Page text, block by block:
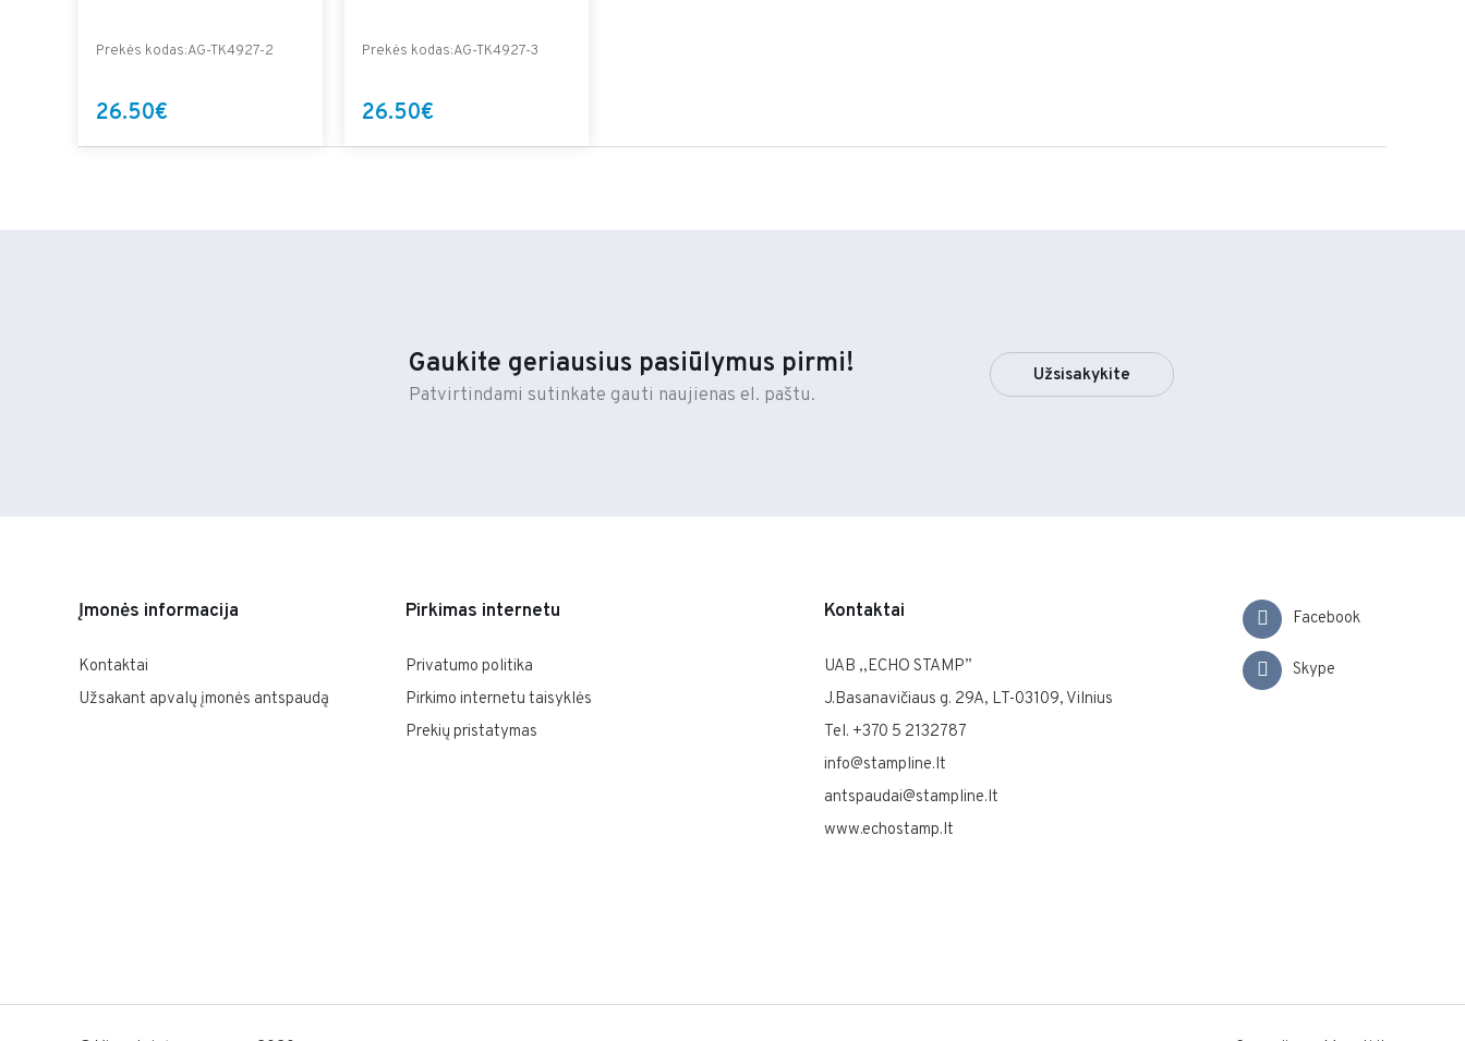
Prekės kodas:AG-TK4927-2
26.50€
Prekės kodas:AG-TK4927-3
26.50€
Gaukite geriausius pasiūlymus pirmi!
Patvirtindami sutinkate gauti naujienas el. paštu.
Užsisakykite
Įmonės informacija
Kontaktai
Užsakant apvalų įmonės antspaudą
Pirkimas internetu
Privatumo politika
Pirkimo internetu taisyklės
Prekių pristatymas
Kontaktai
UAB ,,ECHO STAMP”
J.Basanavičiaus g. 29A, LT-03109, Vilnius
Tel. +370 5 2132787
info@stampline.lt
antspaudai@stampline.lt
www.echostamp.lt
Facebook
Skype